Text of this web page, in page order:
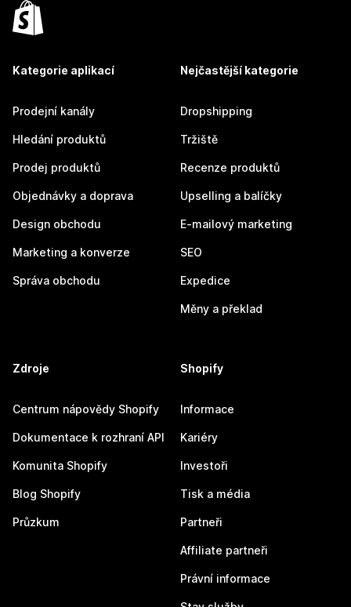
Kategorie aplikací
Prodejní kanály
Hledání produktů
Prodej produktů
Objednávky a doprava
Design obchodu
Marketing a konverze
Správa obchodu
Nejčastější kategorie
Dropshipping
Tržiště
Recenze produktů
Upselling a balíčky
E-mailový marketing
SEO
Expedice
Měny a překlad
Zdroje
Centrum nápovědy Shopify
Dokumentace k rozhraní API
Komunita Shopify
Blog Shopify
Průzkum
Shopify
Informace
Kariéry
Investoři
Tisk a média
Partneři
Affiliate partneři
Právní informace